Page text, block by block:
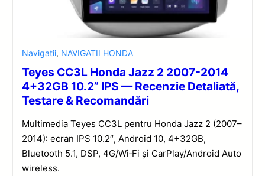
Navigatii, NAVIGATII HONDA
Teyes CC3L Honda Jazz 2 2007-2014
4+32GB 10.2” IPS — Recenzie Detaliată,
Testare & Recomandări
Multimedia Teyes CC3L pentru Honda Jazz 2 (2007–
2014): ecran IPS 10.2″, Android 10, 4+32GB,
Bluetooth 5.1, DSP, 4G/Wi‑Fi și CarPlay/Android Auto
wireless.